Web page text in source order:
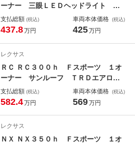
ーナー 三眼ＬＥＤヘッドライト ア
ダプティブハイビームシステム ブラ
インドスポットモニター 前席ベンチ
アタイヤ パドルシフト
支払総額 (税込)
437.8万円
車両本体価格 (税込)
425万円
レクサス
ＲＣ ＲＣ３００ｈ Ｆスポーツ １オ
ーナー サンルーフ ＴＲＤエアロパ
ーツ マフラー マークレビンソン
三眼ＬＥＤヘッドライト オレンジキ
レコーダー ＴＶキット
支払総額 (税込)
582.4万円
車両本体価格 (税込)
569万円
レクサス
ＮＸ ＮＸ３５０ｈ Ｆスポーツ １オ